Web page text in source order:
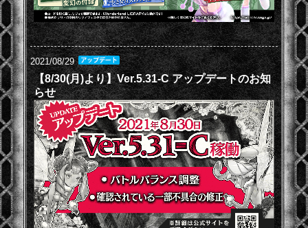
2021/08/29
【8/30(月)より】Ver.5.31-C アップデートのお知
らせ